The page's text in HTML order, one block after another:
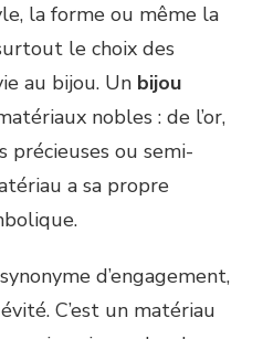
la forme ou même la
le choix des
au bijou. Un bijou
nobles : de l’or,
précieuses ou semi-
a sa propre
d’engagement,
C’est un matériau